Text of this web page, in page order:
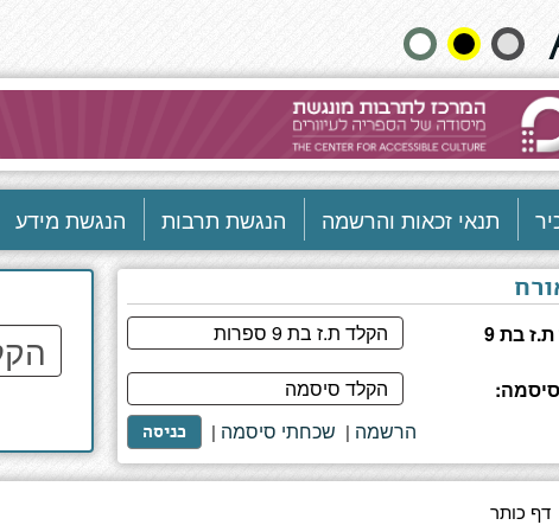
תנאי זכאות והרשמה הנגשת תרבות הנגשת מידע
הקלד ת.ז בת 9
כניסה | שכחתי סיסמה | הרשמה
הקלד
מילים
לחיפוש
דף כותר